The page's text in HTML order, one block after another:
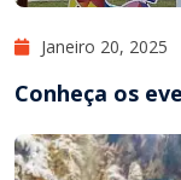
Janeiro 20, 2025
Conheça os